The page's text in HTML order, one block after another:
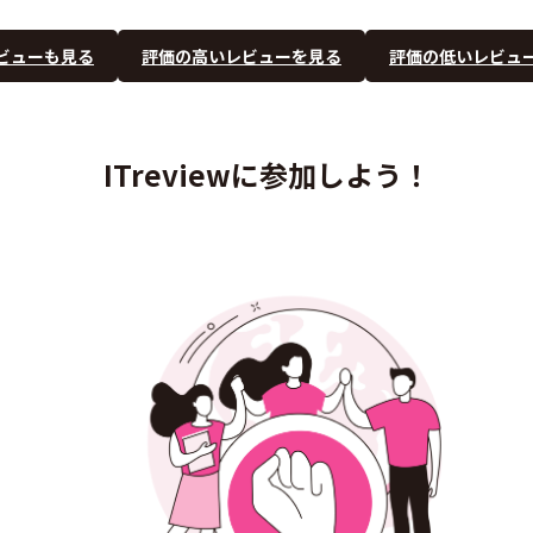
ューも見る 評価の高いレビューを見る 評価の低いレビュ
ITreviewに参加しよう！